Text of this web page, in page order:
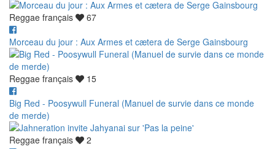
Reggae français
67
Morceau du jour : Aux Armes et cætera de Serge Gainsbourg
Reggae français
15
Big Red - Poosywull Funeral (Manuel de survie dans ce monde
de merde)
Reggae français
2